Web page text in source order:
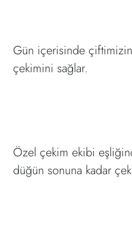
Gün içerisinde
çekimini sağlar.
Özel çekim ekibi
düğün sonuna kadar